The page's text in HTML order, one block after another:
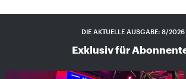
DIE AKTUELLE AUSGABE: 8/2026
Exklusiv für